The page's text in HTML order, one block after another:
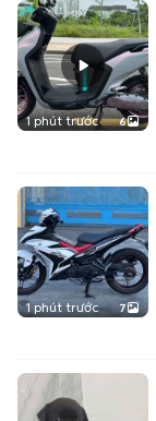
1 phút trước 6
1 phút trước 7